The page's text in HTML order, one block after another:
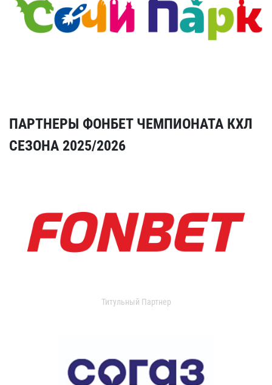
ПАРТНЕРЫ ФОНБЕТ ЧЕМПИОНАТА КХЛ
СЕЗОНА 2025/2026
Титульный Партнер